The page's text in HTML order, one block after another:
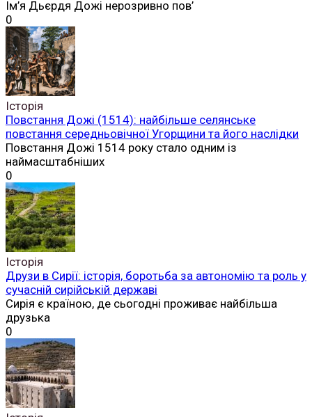
Ім’я Дьєрдя Дожі нерозривно пов’
0
Історія
Повстання Дожі (1514): найбільше селянське
повстання середньовічної Угорщини та його наслідки
Повстання Дожі 1514 року стало одним із
наймасштабніших
0
Історія
Друзи в Сирії: історія, боротьба за автономію та роль у
сучасній сирійській державі
Сирія є країною, де сьогодні проживає найбільша
друзька
0